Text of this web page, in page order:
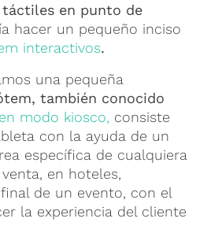
en punto de
hacer un pequeño inciso
interactivos.
una pequeña
también conocido
modo kiosco, consiste
con la ayuda de un
específica de cualquiera
en hoteles,
de un evento, con el
la experiencia del cliente